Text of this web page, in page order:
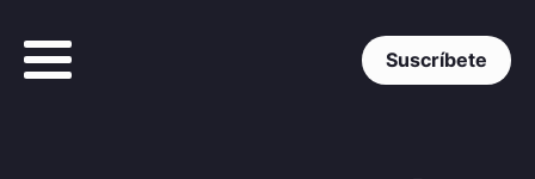
Suscríbete